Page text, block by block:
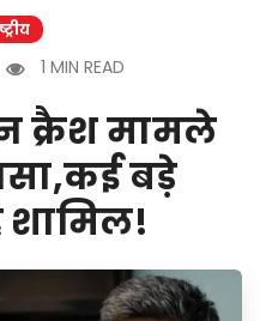
1 MIN READ
क्रैश मामले
बड़े
शामिल!